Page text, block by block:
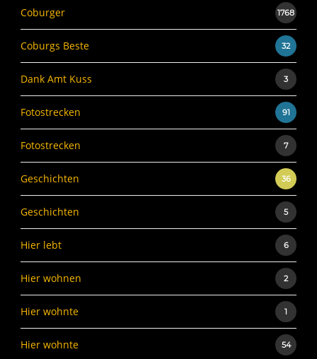
Coburger 1768
Coburgs Beste 32
Dank Amt Kuss 3
Fotostrecken 91
Fotostrecken 7
Geschichten 36
Geschichten 5
Hier lebt 6
Hier wohnen 2
Hier wohnte 1
Hier wohnte 54